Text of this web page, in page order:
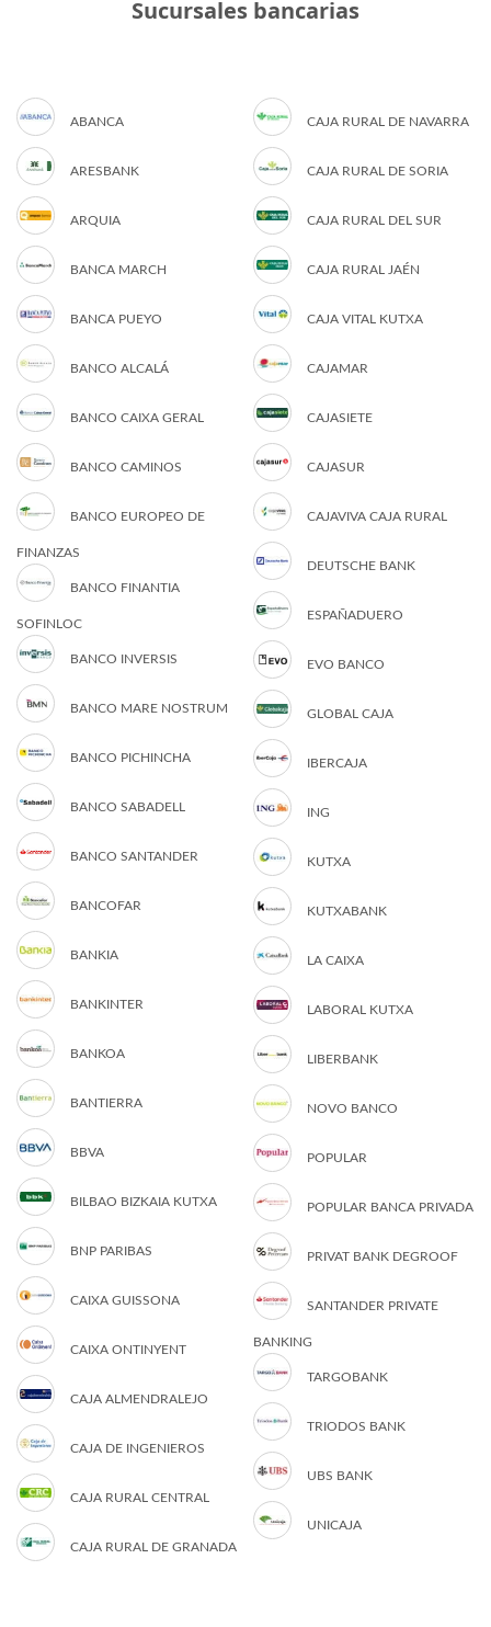
Sucursales bancarias
ABANCA
ARESBANK
ARQUIA
BANCA MARCH
BANCA PUEYO
BANCO ALCALÁ
BANCO CAIXA GERAL
BANCO CAMINOS
BANCO EUROPEO DE
FINANZAS
BANCO FINANTIA
SOFINLOC
BANCO INVERSIS
BANCO MARE NOSTRUM
BANCO PICHINCHA
BANCO SABADELL
BANCO SANTANDER
BANCOFAR
BANKIA
BANKINTER
BANKOA
BANTIERRA
BBVA
BILBAO BIZKAIA KUTXA
BNP PARIBAS
CAIXA GUISSONA
CAIXA ONTINYENT
CAJA ALMENDRALEJO
CAJA DE INGENIEROS
CAJA RURAL CENTRAL
CAJA RURAL DE GRANADA
CAJA RURAL DE NAVARRA
CAJA RURAL DE SORIA
CAJA RURAL DEL SUR
CAJA RURAL JAÉN
CAJA VITAL KUTXA
CAJAMAR
CAJASIETE
CAJASUR
CAJAVIVA CAJA RURAL
DEUTSCHE BANK
ESPAÑADUERO
EVO BANCO
GLOBAL CAJA
IBERCAJA
ING
KUTXA
KUTXABANK
LA CAIXA
LABORAL KUTXA
LIBERBANK
NOVO BANCO
POPULAR
POPULAR BANCA PRIVADA
PRIVAT BANK DEGROOF
SANTANDER PRIVATE
BANKING
TARGOBANK
TRIODOS BANK
UBS BANK
UNICAJA